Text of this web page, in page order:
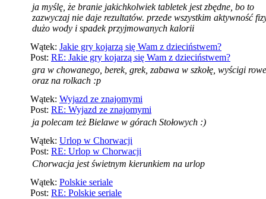
ja myślę, że branie jakichkolwiek tabletek jest zbędne, bo to
zazwyczaj nie daje rezultatów. przede wszystkim aktywność
dużo wody i spadek przyjmowanych kalorii
Wątek: Jakie gry kojarzą się Wam z dzieciństwem?
Post: RE: Jakie gry kojarzą się Wam z dzieciństwem?
gra w chowanego, berek, grek, zabawa w szkołę, wyścigi
oraz na rolkach :p
Wątek: Wyjazd ze znajomymi
Post: RE: Wyjazd ze znajomymi
ja polecam też Bielawe w górach Stołowych :)
Wątek: Urlop w Chorwacji
Post: RE: Urlop w Chorwacji
Chorwacja jest świetnym kierunkiem na urlop
Wątek: Polskie seriale
Post: RE: Polskie seriale